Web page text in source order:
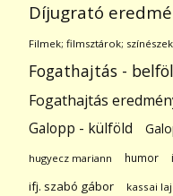
Díjugrató
Filmek; filmsztárok; színészek
Fogathajtás -
Fogathajtás
Galopp - külföld
hugyecz mariann humor
ifj. szabó gábor kassai